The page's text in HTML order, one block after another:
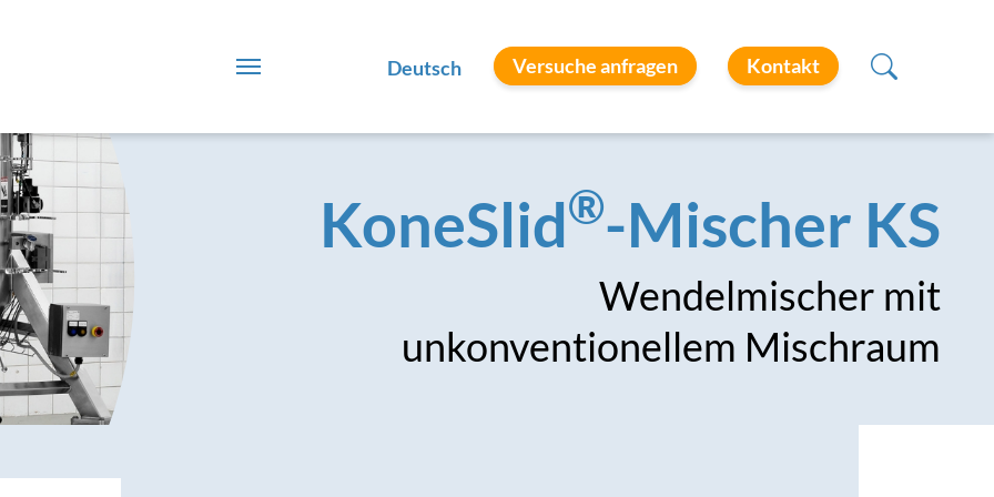
Deutsch Versuche anfragen Kontakt
KoneSlid®-Mischer KS
Wendelmischer mit
unkonventionellem Mischraum